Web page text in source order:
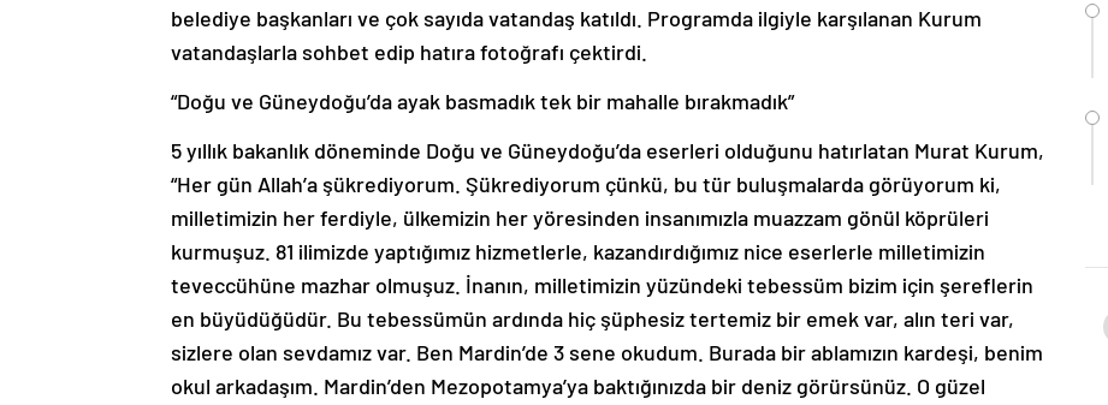
belediye başkanları ve çok sayıda vatandaş katıldı. Programda ilgiyle karşılanan Kurum
vatandaşlarla sohbet edip hatıra fotoğrafı çektirdi.
“Doğu ve Güneydoğu’da ayak basmadık tek bir mahalle bırakmadık”
5 yıllık bakanlık döneminde Doğu ve Güneydoğu’da eserleri olduğunu hatırlatan Murat Kurum,
“Her gün Allah’a şükrediyorum. Şükrediyorum çünkü, bu tür buluşmalarda görüyorum ki,
milletimizin her ferdiyle, ülkemizin her yöresinden insanımızla muazzam gönül köprüleri
kurmuşuz. 81 ilimizde yaptığımız hizmetlerle, kazandırdığımız nice eserlerle milletimizin
teveccühüne mazhar olmuşuz. İnanın, milletimizin yüzündeki tebessüm bizim için şereflerin
en büyüdüğüdür. Bu tebessümün ardında hiç şüphesiz tertemiz bir emek var, alın teri var,
sizlere olan sevdamız var. Ben Mardin’de 3 sene okudum. Burada bir ablamızın kardeşi, benim
okul arkadaşım. Mardin’den Mezopotamya’ya baktığınızda bir deniz görürsünüz. O güzel